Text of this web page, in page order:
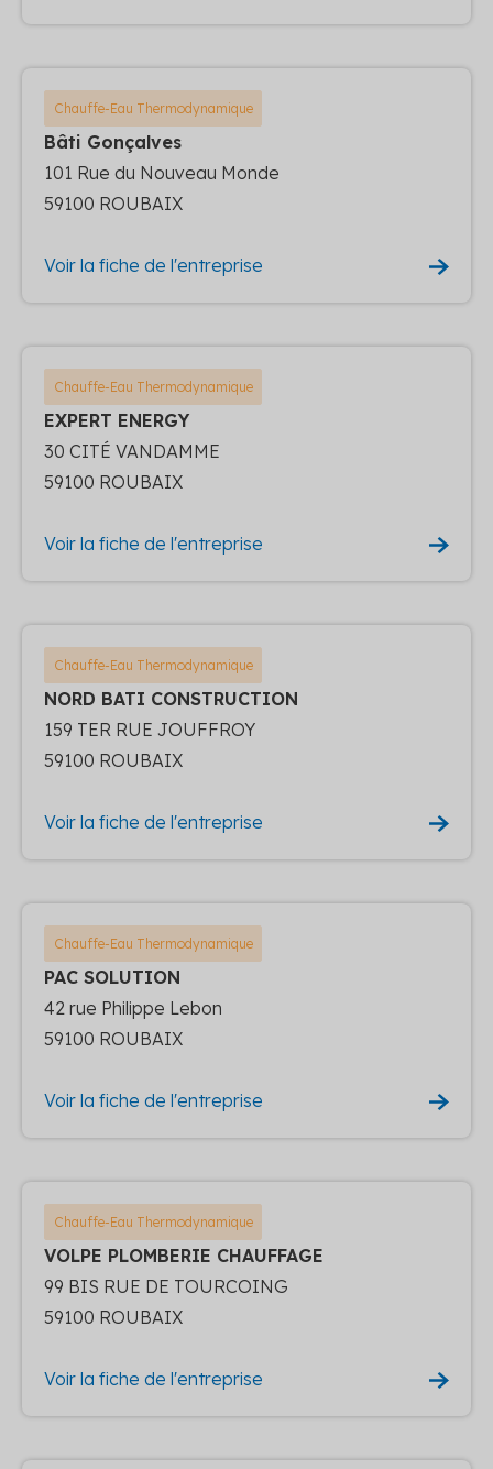
Chauffe-Eau Thermodynamique
Bâti Gonçalves
101 Rue du Nouveau Monde
59100 ROUBAIX
Voir la fiche de l'entreprise
Chauffe-Eau Thermodynamique
EXPERT ENERGY
30 CITÉ VANDAMME
59100 ROUBAIX
Voir la fiche de l'entreprise
Chauffe-Eau Thermodynamique
NORD BATI CONSTRUCTION
159 TER RUE JOUFFROY
59100 ROUBAIX
Voir la fiche de l'entreprise
Chauffe-Eau Thermodynamique
PAC SOLUTION
42 rue Philippe Lebon
59100 ROUBAIX
Voir la fiche de l'entreprise
Chauffe-Eau Thermodynamique
VOLPE PLOMBERIE CHAUFFAGE
99 BIS RUE DE TOURCOING
59100 ROUBAIX
Voir la fiche de l'entreprise